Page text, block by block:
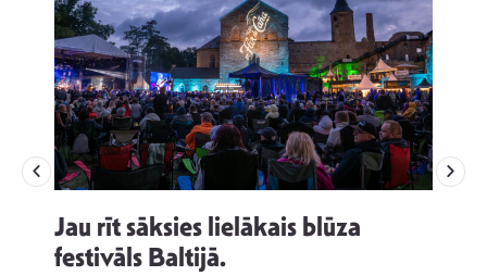
Jau rīt sāksies lielākais blūza
festivāls Baltijā.